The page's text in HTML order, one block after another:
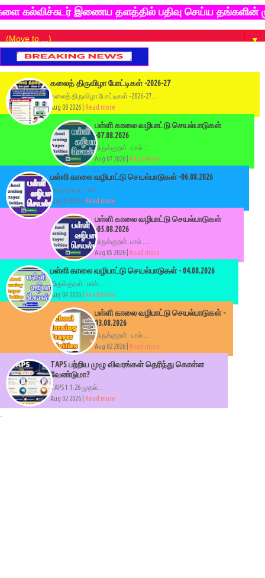
இணைய தளத்தில் பதிவு செய்ய தங்களின் முழு
▼
கலைத் திருவிழா போட்டிகள் -2026-27
கலைத் திருவிழா போட்டிகள் -2026-27 ...
Aug 08 2026 |
Read more
பள்ளி காலை வழிபாட்டு செயல்பாடுகள்
-07.08.2026
திருக்குறள்: பால் :...
Aug 07 2026 | Read more
பள்ளி காலை வழிபாட்டு செயல்பாடுகள் -06.08.2026
திருக்குறள்: பால் :...
Aug 06 2026 | Read more
பள்ளி காலை வழிபாட்டு செயல்பாடுகள்
-05.08.2026
திருக்குறள்: பால் :...
Aug 05 2026 |
Read more
பள்ளி காலை வழிபாட்டு செயல்பாடுகள் - 04.08.2026
திருக்குறள்: பால் :...
Aug 04 2026 | Read more
பள்ளி காலை வழிபாட்டு செயல்பாடுகள் -
03.08.2026
திருக்குறள்: பால் :...
Aug 02 2026 |
Read more
TAPS பற்றிய முழு விவரங்கள் தெரிந்து கொள்ள
வேண்டுமா?
TAPS 1.1.26 முதல்...
Aug 02 2026 |
Read more